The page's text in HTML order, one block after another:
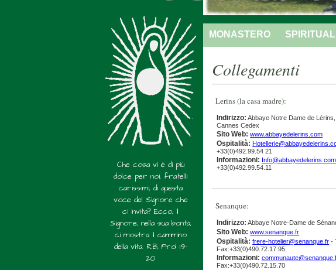
Che cosa vi è di più
dolce per noi, fratelli
carissimi, di questa
voce del Signore che
ci invita? Ecco, il
Signore, nella sua bontà,
ci mostra il cammino
della vita. RB, Prol 19-
20
MONASTERO
Collegamenti
Lerins (la casa madre):
Indirizzo: Abbaye Notre Dame de
Cannes Cedex
Sito Web: www.abbayedelerins.com
Ospitalità:
+33(0)492.99.54 21
Informazioni: Info@abbayedelerins.com
+33(0)492.99.54.11
Senanque:
Indirizzo: Abbaye Notre-Dame de
Sito Web: www.senanque.fr
Ospitalità: frere-hotelier@senanque.fr -
Fax:+33(0)490.72.17.95
Informazioni:
Fax:+33(0)490.72.15.70